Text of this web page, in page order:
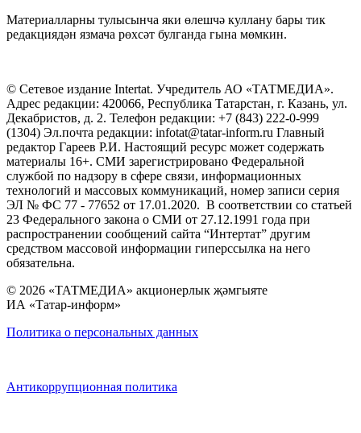
Материалларны тулысынча яки өлешчә куллану бары тик
редакциядән язмача рөхсәт булганда гына мөмкин.
© Сетевое издание Intertat. Учредитель АО «ТАТМЕДИА».
Адрес редакции: 420066, Республика Татарстан, г. Казань, ул.
Декабристов, д. 2. Телефон редакции: +7 (843) 222-0-999
(1304) Эл.почта редакции: infotat@tatar-inform.ru Главный
редактор Гареев Р.И. Настоящий ресурс может содержать
материалы 16+. СМИ зарегистрировано Федеральной
службой по надзору в сфере связи, информационных
технологий и массовых коммуникаций, номер записи серия
ЭЛ № ФС 77 - 77652 от 17.01.2020. В соответствии со статьей
23 Федерального закона о СМИ от 27.12.1991 года при
распространении сообщений сайта “Интертат” другим
средством массовой информации гиперссылка на него
обязательна.
© 2026 «ТАТМЕДИА» акционерлык җәмгыяте
ИА «Татар-информ»
Политика о персональных данных
Антикоррупционная политика